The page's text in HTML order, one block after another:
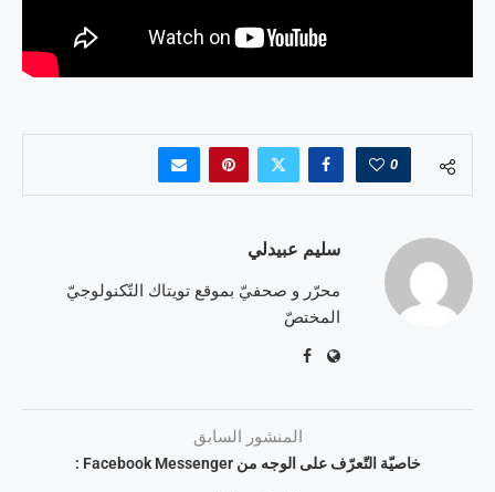
0
سليم عبيدلي
محرّر و صحفيّ بموقع تويتاك التّكنولوجيّ
المختصّ
المنشور السابق
خاصيّة التّعرّف على الوجه من Facebook Messenger :